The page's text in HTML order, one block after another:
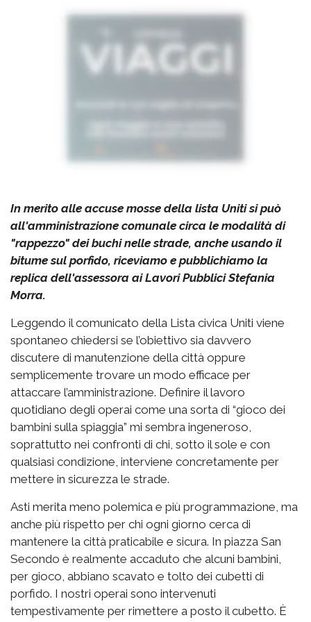
In merito alle accuse mosse della lista Uniti si può
all'amministrazione comunale circa le modalità di
"rappezzo" dei buchi nelle strade, anche usando il
bitume sul porfido, riceviamo e pubblichiamo la
replica dell'assessora ai Lavori Pubblici Stefania
Morra.
Leggendo il comunicato della Lista civica Uniti viene
spontaneo chiedersi se l’obiettivo sia davvero
discutere di manutenzione della città oppure
semplicemente trovare un modo efficace per
attaccare l’amministrazione. Definire il lavoro
quotidiano degli operai come una sorta di “gioco dei
bambini sulla spiaggia” mi sembra ingeneroso,
soprattutto nei confronti di chi, sotto il sole e con
qualsiasi condizione, interviene concretamente per
mettere in sicurezza le strade.
Asti merita meno polemica e più programmazione, ma
anche più rispetto per chi ogni giorno cerca di
mantenere la città praticabile e sicura. In piazza San
Secondo è realmente accaduto che alcuni bambini,
per gioco, abbiano scavato e tolto dei cubetti di
porfido. I nostri operai sono intervenuti
tempestivamente per rimettere a posto il cubetto. È